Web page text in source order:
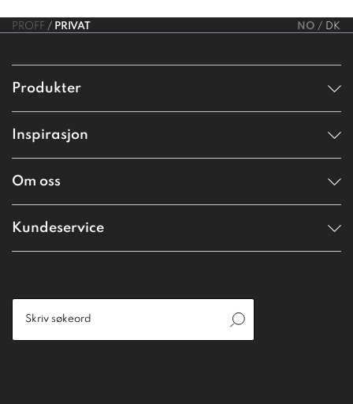
PROFF PRIVAT NO DK
Produkter
Inspirasjon
Om oss
Kundeservice